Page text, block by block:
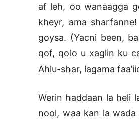
af leh, oo wanaagga
kheyr, ama
goysa. (Yacni been,
qof, qolo u xaglin ku
Ahlu-shar, lagama
Werin haddaan la heli
nool, waa kan la